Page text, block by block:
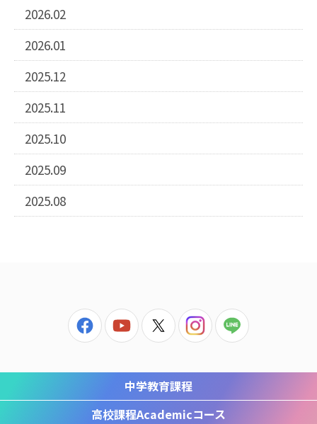
2026.02
2026.01
2025.12
2025.11
2025.10
2025.09
2025.08
中学教育課程
高校課程Academicコース